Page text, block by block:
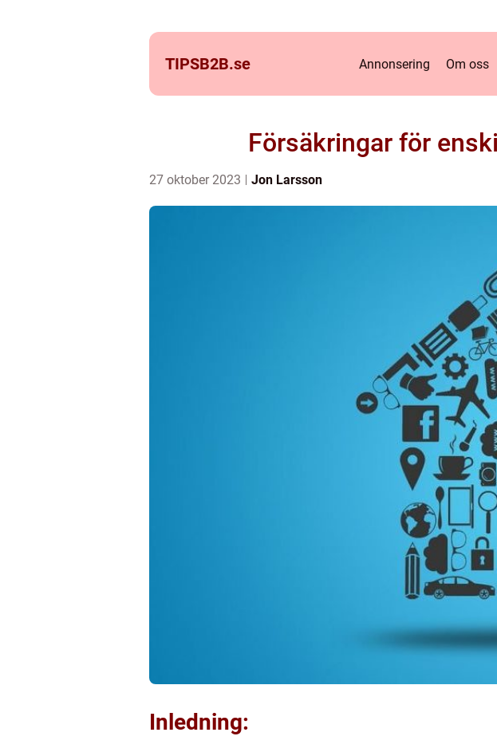
TIPSB2B.se Annonsering Om oss
Försäkringar för
27 oktober 2023 Jon Larsson
Inledning: